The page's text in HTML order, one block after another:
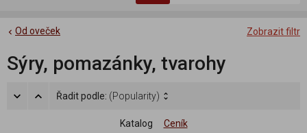
Zobrazit filtr
Od oveček
Sýry, pomazánky, tvarohy
Řadit podle: (Popularity)
Katalog Ceník